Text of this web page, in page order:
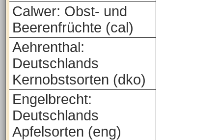
Calwer: Obst- und
Beerenfrüchte (cal)
Aehrenthal:
Deutschlands
Kernobstsorten (dko)
Engelbrecht:
Deutschlands
Apfelsorten (eng)